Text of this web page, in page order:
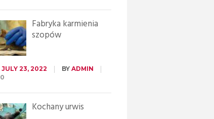
Fabryka karmienia
szopów
JULY 23, 2022 BY ADMIN
0
Kochany urwis